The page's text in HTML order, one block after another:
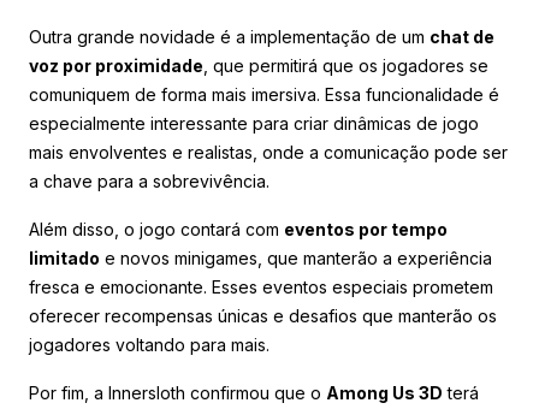
Outra grande novidade é a implementação de um chat de
voz por proximidade , que permitirá que os jogadores se
comuniquem de forma mais imersiva. Essa funcionalidade é
especialmente interessante para criar dinâmicas de jogo
mais envolventes e realistas, onde a comunicação pode ser
a chave para a sobrevivência.
Além disso, o jogo contará com eventos por tempo
limitado e novos minigames, que manterão a experiência
fresca e emocionante. Esses eventos especiais prometem
oferecer recompensas únicas e desafios que manterão os
jogadores voltando para mais.
Por fim, a Innersloth confirmou que o Among Us 3D terá